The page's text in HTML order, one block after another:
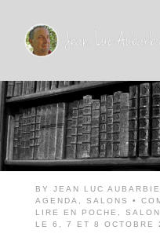
BY JEAN LUC
AGENDA
SALONS •
LIRE EN POCHE,
LE 6, 7 ET 8 OCTOBRE